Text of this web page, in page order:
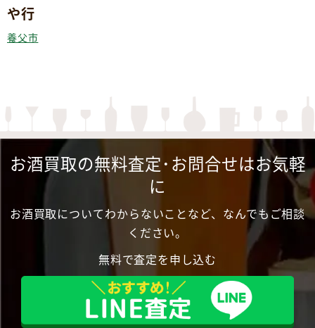
や行
養父市
お酒買取の無料査定･お問合せはお気軽
に
お酒買取についてわからないことなど、なんでもご相談
ください。
無料で査定を申し込む